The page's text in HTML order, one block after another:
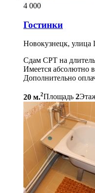
4 000
Гостинки
Новокузнецк, улица
Сдам СРТ на
Имеется абсолютно
Дополнительно
20 м.2Площадь 2